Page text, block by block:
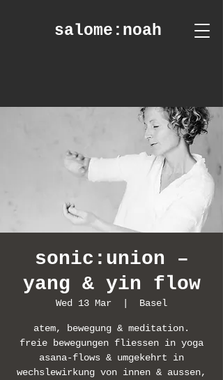
salome :noah
sonic:union –
yang & yin flow
Wed 13 Mar Basel
atem, bewegung & meditation.
freie bewegungen fliessen in yoga
asana-flows & umgekehrt in
wechslewirkung von innen & aussen,